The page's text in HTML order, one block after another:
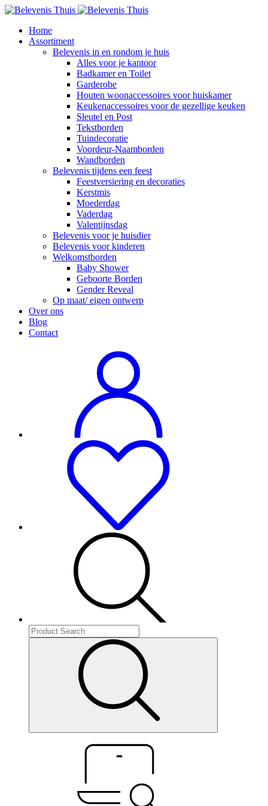
Home
Assortiment
Belevenis in en rondom je huis
Alles voor je kantoor
Badkamer en Toilet
Garderobe
Houten woonaccessoires voor huiskamer
Keukenaccessoires voor de gezellige keuken
Sleutel en Post
Tekstborden
Tuindecoratie
Voordeur-Naamborden
Wandborden
Belevenis tijdens een feest
Feestversiering en decoraties
Kerstmis
Moederdag
Vaderdag
Valentijnsdag
Belevenis voor je huisdier
Belevenis voor kinderen
Welkomstborden
Baby Shower
Geboorte Borden
Gender Reveal
Op maat/ eigen ontwerp
Over ons
Blog
Contact